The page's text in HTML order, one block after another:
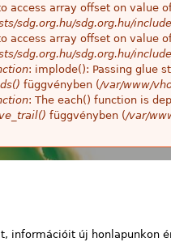
access array offset on value
sdg.org.hu/sdg.org.hu/
access array offset on value
sdg.org.hu/sdg.org.hu/
: implode(): Passing glue
függvényben (/var/www/
: The each() function is
függvényben (/var/
információit új honlapunkon